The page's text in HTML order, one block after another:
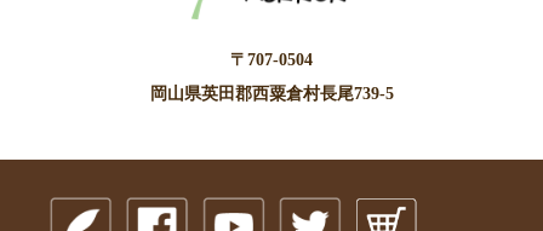
〒707-0504
岡山県英田郡西粟倉村長尾739-5